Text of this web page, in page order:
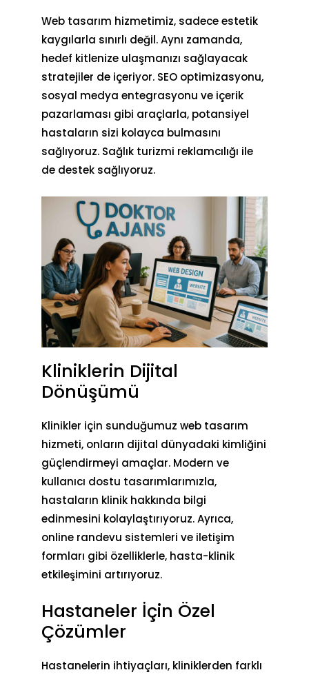
Web tasarım hizmetimiz, sadece estetik
kaygılarla sınırlı değil. Aynı zamanda,
hedef kitlenize ulaşmanızı sağlayacak
stratejiler de içeriyor. SEO optimizasyonu,
sosyal medya entegrasyonu ve içerik
pazarlaması gibi araçlarla, potansiyel
hastaların sizi kolayca bulmasını
sağlıyoruz. Sağlık turizmi reklamcılığı ile
de destek sağlıyoruz.
Kliniklerin Dijital
Dönüşümü
Klinikler için sunduğumuz web tasarım
hizmeti, onların dijital dünyadaki kimliğini
güçlendirmeyi amaçlar. Modern ve
kullanıcı dostu tasarımlarımızla,
hastaların klinik hakkında bilgi
edinmesini kolaylaştırıyoruz. Ayrıca,
online randevu sistemleri ve iletişim
formları gibi özelliklerle, hasta-klinik
etkileşimini artırıyoruz.
Hastaneler İçin Özel
Çözümler
Hastanelerin ihtiyaçları, kliniklerden farklı